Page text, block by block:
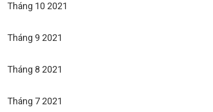
Tháng 10 2021
Tháng 9 2021
Tháng 8 2021
Tháng 7 2021